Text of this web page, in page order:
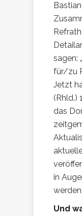
sagen:
für/zu
Jetzt
(Rhld.)
das
in
Und